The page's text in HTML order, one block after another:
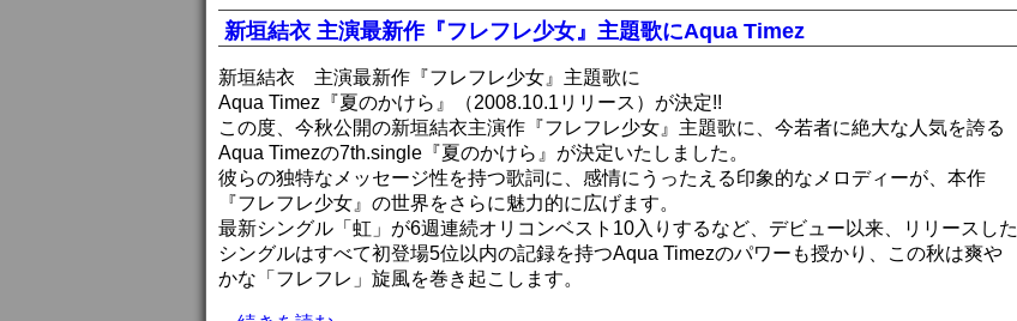
新垣結衣 主演最新作『フレフレ少女』主題歌にAqua Timez
新垣結衣 主演最新作『フレフレ少女』主題歌に
Aqua Timez『夏のかけら』（2008.10.1リリース）が決定!!
この度、今秋公開の新垣結衣主演作『フレフレ少女』主題歌に、今若者に絶大な人気を誇る
Aqua Timezの7th.single『夏のかけら』が決定いたしました。
彼らの独特なメッセージ性を持つ歌詞に、感情にうったえる印象的なメロディーが、本作
『フレフレ少女』の世界をさらに魅力的に広げます。
最新シングル「虹」が6週連続オリコンベスト10入りするなど、デビュー以来、リリースした
シングルはすべて初登場5位以内の記録を持つAqua Timezのパワーも授かり、この秋は爽や
かな「フレフレ」旋風を巻き起こします。